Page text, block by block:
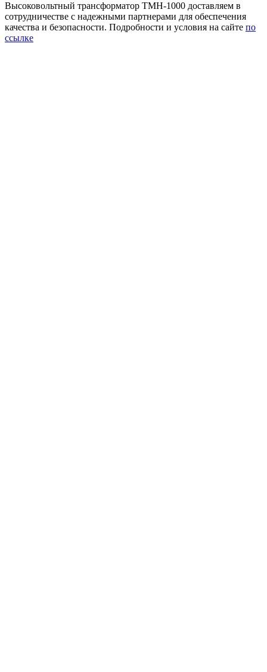
Высоковольтный трансформатор ТМН-1000 доставляем в
сотрудничестве с надежными партнерами для обеспечения
качества и безопасности. Подробности и условия на сайте по
ссылке